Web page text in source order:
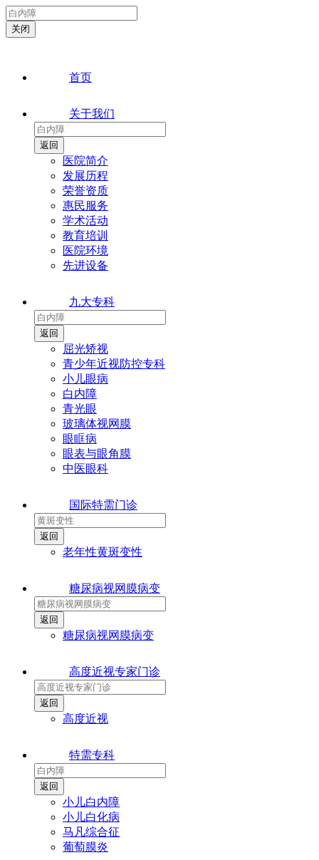
首页
关于我们
医院简介
发展历程
荣誉资质
惠民服务
学术活动
教育培训
医院环境
先进设备
九大专科
屈光矫视
青少年近视防控专科
小儿眼病
白内障
青光眼
玻璃体视网膜
眼眶病
眼表与眼角膜
中医眼科
国际特需门诊
老年性黄斑变性
糖尿病视网膜病变
糖尿病视网膜病变
高度近视专家门诊
高度近视
特需专科
小儿白内障
小儿白化病
马凡综合征
葡萄膜炎